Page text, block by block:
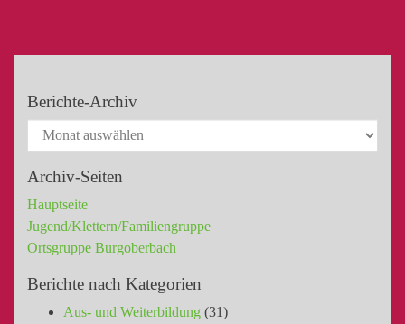
Berichte-Archiv
Archiv-Seiten
Hauptseite
Jugend/Klettern/Familiengruppe
Ortsgruppe Burgoberbach
Berichte nach Kategorien
Aus- und Weiterbildung (31)